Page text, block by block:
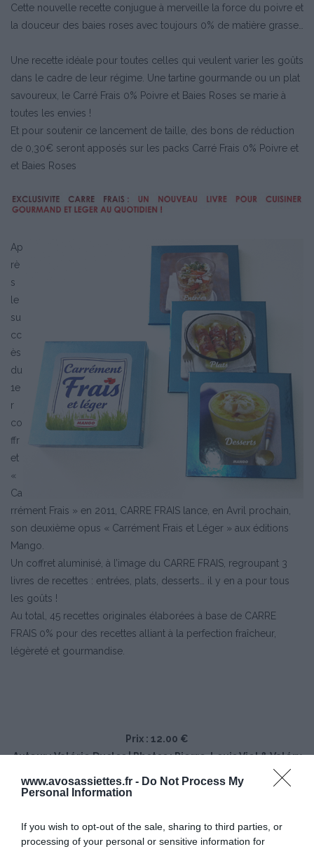
www.avosassiettes.fr - Do Not Process My
Personal Information
If you wish to opt-out of the sale, sharing to third parties, or
processing of your personal or sensitive information for
Cette nouvelle recette conjugue à merveille la force du poivre et
la douceur des baies roses avec toujours 0% de matière grasse…
Une recette idéale pour toutes celles qui veulent varier les goûts
dans le cadre de leur régime. Une tartine gourmande ou un plat
savoureux, le Carré Frais 0% Poivre et Baies Roses se marie à
toutes les envies !
Et pour soutenir ce lancement de taille, des bons de réduction
de 0,30€ seront apposés sur les packs Carré Frais 0% Poivre et
et Baies Roses
Ap
rè
s
le
su
cc
ès
du
1e
r
co
ffr
et
«
Ca
rrément Frais » en 2011, CARRE FRAIS lance, en Avril prochain,
son deuxième opus « Carrément Frais et Léger » aux éditions
Mango.
Un coffret aluminisé, à l’image du CARRE FRAIS, regroupant 3
livres de recettes : entrées, plats, desserts… il y en a pour tous
les goûts !
Au total, 45 recettes originales élaborées à base de CARRE
FRAIS 0% pour des recettes alliant à la perfection fraîcheur,
légèreté et gourmandise.
Prix : 12.00 €
Auteur : Valérie Duclos | Photos : Pierre-Louis Viel & Valéry